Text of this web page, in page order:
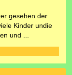
gesehen der
Kinder undie
und ...